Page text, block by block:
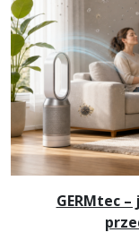
GERMtec